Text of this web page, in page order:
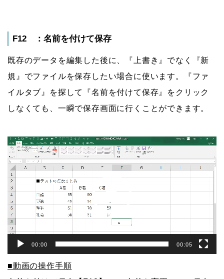
F12 ：名前を付けて保存
既存のデータを編集した後に、『上書き』でなく『新
規』でファイルを保存したい場合に使います。『ファ
イルタブ』を探して『名前を付けて保存』をクリック
しなくても、一瞬で保存画面に行くことができます。
動
画
プ
レ
ー
ヤ
ー
00:00 00:05
■動画の操作手順